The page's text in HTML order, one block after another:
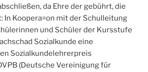
da Ehre der gebührt, die
In Koopera=on mit der Schulleitung
und Schüler der Kursstufe
Sozialkunde eine
Sozialkundelehrerpreis
(Deutsche Vereinigung für